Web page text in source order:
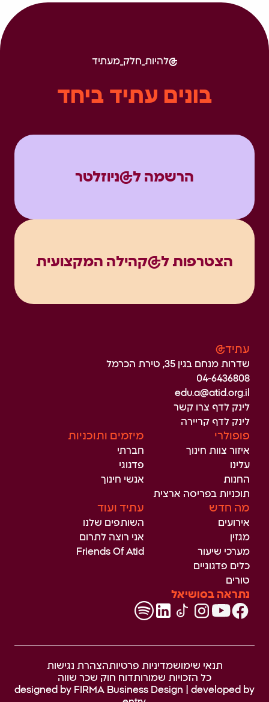
להיות_חלק_מעתיד
בונים עתיד ביחד
הרשמה ל@ניוזלטר
הצטרפות ל@קהילה המקצועית
עתיד@
שדרות מנחם בגין 35, טירת הכרמל
04-6436808
edu.a@atid.org.il
לינק לדף צרו קשר
לינק לדף קריירה
פופולרי
איזור צוות חינוך
עלינו
החנות
תוכניות בפריסה ארצית
מיזמים ותוכניות
חברתי
פדגוגי
אנשי חינוך
מה חדש
אירועים
מגזין
מערכי שיעור
כלים פדגוגיים
טורים
עתיד ועוד
השותפים שלנו
אני רוצה לתרום
Friends Of Atid
נתראה בסושיאל
תנאי שימושמדיניות פרטיותהצהרת נגישות
כל הזכויות שמורותדוח חוק שכר שווה
designed by FIRMA Business Design | developed by